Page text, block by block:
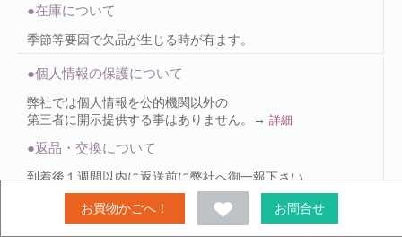
お買物かごへ！ お問合せ
●在庫について
季節等要因で欠品が生じる時が有ます。
●個人情報の保護について
弊社では個人情報を公的機関以外の
第三者に開示提供する事はありません。→ 詳細
●返品・交換について
到着後１週間以内に返送前に弊社へ御一報下さい。
弊社原因の返品は送料・手数料を負担致します。
お客様ご都合の返品は上記に加え
送金料をお客様でご負担下さい。→詳細